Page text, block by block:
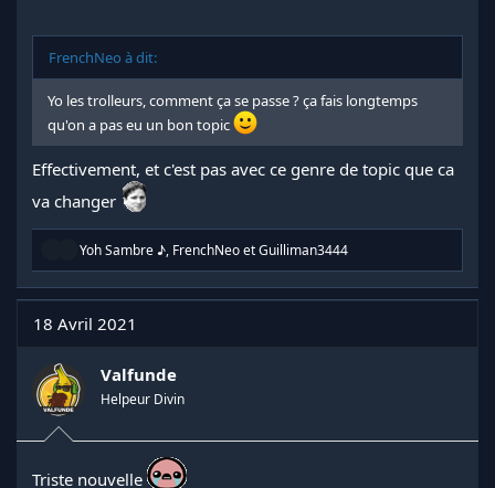
FrenchNeo à dit:
Yo les trolleurs, comment ça se passe ? ça fais longtemps
qu'on a pas eu un bon topic
Effectivement, et c'est pas avec ce genre de topic que ca
va changer
R
a
c
t
i
s
:
Yoh Sambre ♪, FrenchNeoetGuilliman3444
18 Avril 2021
Valfunde
Helpeur Divin
Triste nouvelle